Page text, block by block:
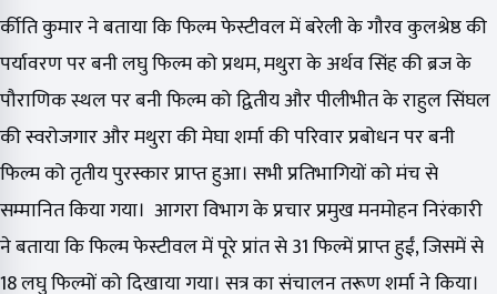
र्कीति कुमार ने बताया कि फिल्म फेस्टीवल में बरेली के गौरव कुलश्रेष्ठ की
पर्यावरण पर बनी लघु फिल्म को प्रथम, मथुरा के अर्थव सिंह की ब्रज के
पौराणिक स्थल पर बनी फिल्म को द्वितीय और पीलीभीत के राहुल सिंघल
की स्वरोजगार और मथुरा की मेघा शर्मा की परिवार प्रबोधन पर बनी
फिल्म को तृतीय पुरस्कार प्राप्त हुआ। सभी प्रतिभागियों को मंच से
सम्मानित किया गया। आगरा विभाग के प्रचार प्रमुख मनमोहन निरंकारी
ने बताया कि फिल्म फेस्टीवल में पूरे प्रांत से 31 फिल्में प्राप्त हुईं, जिसमें से
18 लघु फिल्मों को दिखाया गया। सत्र का संचालन तरूण शर्मा ने किया।